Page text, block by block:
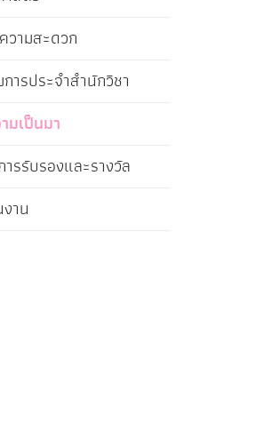
วามสะดวก
ารประจำสำนักวิชา
มเป็นมา
รรับรองและรางวัล
าน